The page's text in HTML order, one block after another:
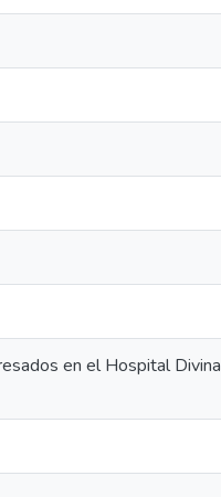
en el Hospital Divina